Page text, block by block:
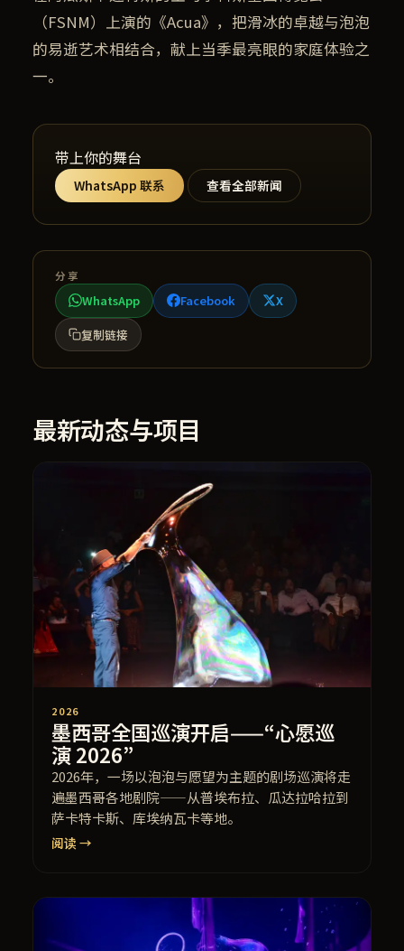
（FSNM）上演的《Acua》，把滑冰的卓越与泡泡
的易逝艺术相结合，献上当季最亮眼的家庭体验之
一。
带上你的舞台
WhatsApp 联系 查看全部新闻
分享
WhatsApp Facebook
X
复制链接
最新动态与项目
2026
墨西哥全国巡演开启——“心愿巡
演 2026”
2026年，一场以泡泡与愿望为主题的剧场巡演将走
遍墨西哥各地剧院——从普埃布拉、瓜达拉哈拉到
萨卡特卡斯、库埃纳瓦卡等地。
阅读 →